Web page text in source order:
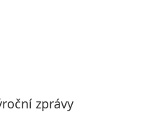
zprávy